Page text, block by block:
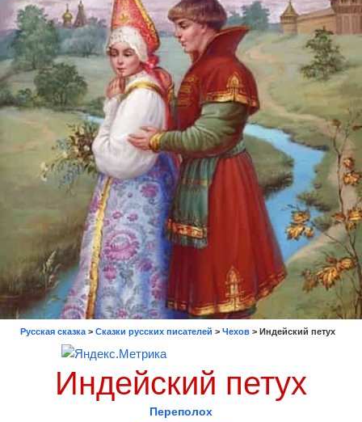
Русская сказка > Сказки русских писателей > Чехов > Индейский петух
Индейский петух
Переполох